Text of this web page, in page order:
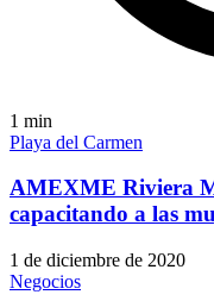
1 min
Playa del Carmen
AMEXME Riviera
capacitando a las
1 de diciembre de 2020
Negocios